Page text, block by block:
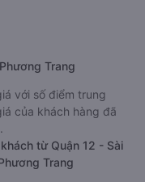
Trang
với số điểm trung
của khách hàng đã
từ Quận 12 - Sài
Trang